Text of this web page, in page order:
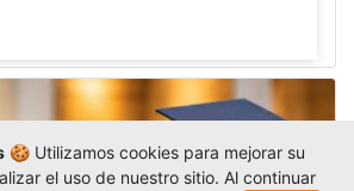
🍪 Utilizamos cookies para mejorar su
el uso de nuestro sitio. Al continuar